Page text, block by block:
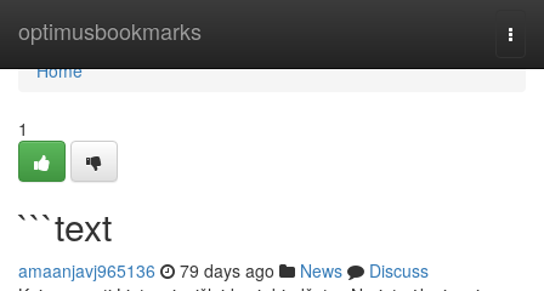
optimusbookmarks
Home
Home
1
```text
amaanjavj965136 79 days ago News
Discuss